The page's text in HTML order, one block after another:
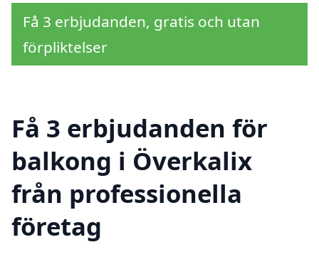
Få 3 erbjudanden, gratis och utan
förpliktelser
Få 3 erbjudanden för
balkong i Överkalix
från professionella
företag